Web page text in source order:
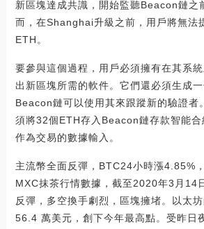
新區塊達成共識，開始監聽Beacon鏈之
而，在Shanghai升級之前，用戶將無法
ETH。
要參與這個過程，用戶必須擁有在其系
出新區塊所需的軟件。它們還必須生成一
Beacon鏈可以使用其來跟蹤新的驗證者
須將32個ETH存入Beacon鏈存款智能
作為交易的數據輸入。
主流幣全面反彈，BTC24小時漲4.85%
MXC抹茶行情數據，截至2020年3月14
反彈，多空換手劇烈，區塊擁堵。以太
56.4 萬美元，創下今年最高點。受昨日